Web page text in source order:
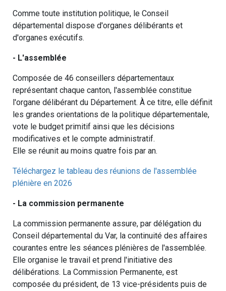
Comme toute institution politique, le Conseil
départemental dispose d'organes délibérants et
d'organes exécutifs.
- L'assemblée
Composée de 46 conseillers départementaux
représentant chaque canton, l'assemblée constitue
l'organe délibérant du Département. À ce titre, elle définit
les grandes orientations de la politique départementale,
vote le budget primitif ainsi que les décisions
modificatives et le compte administratif.
Elle se réunit au moins quatre fois par an.
Téléchargez le tableau des réunions de l'assemblée
plénière en 2026
- La commission permanente
La commission permanente assure, par délégation du
Conseil départemental du Var, la continuité des affaires
courantes entre les séances plénières de l'assemblée.
Elle organise le travail et prend l'initiative des
délibérations. La Commission Permanente, est
composée du président, de 13 vice-présidents puis de